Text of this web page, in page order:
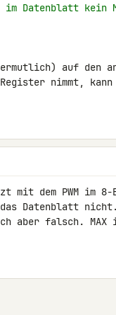
im Datenblatt kein
auf den
Register nimmt,
dem PWM im 8-
Datenblatt
aber falsch. MAX